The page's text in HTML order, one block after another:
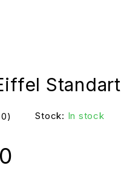
Standart
Stock: In stock